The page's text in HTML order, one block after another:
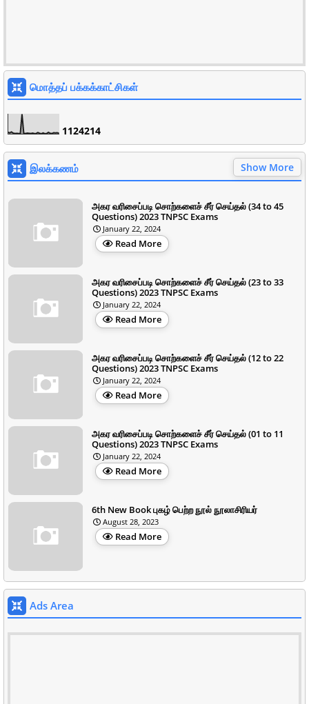
மொத்தப் பக்கக்காட்சிகள்
1124214
இலக்கணம் Show More
அகர வரிசைப்படி சொற்களைச் சீர் செய்தல் (34 to 45
Questions) 2023 TNPSC Exams
January 22, 2024
Read More
அகர வரிசைப்படி சொற்களைச் சீர் செய்தல் (23 to 33
Questions) 2023 TNPSC Exams
January 22, 2024
Read More
அகர வரிசைப்படி சொற்களைச் சீர் செய்தல் (12 to 22
Questions) 2023 TNPSC Exams
January 22, 2024
Read More
அகர வரிசைப்படி சொற்களைச் சீர் செய்தல் (01 to 11
Questions) 2023 TNPSC Exams
January 22, 2024
Read More
6th New Book புகழ் பெற்ற நூல் நூலாசிரியர்
August 28, 2023
Read More
Ads Area